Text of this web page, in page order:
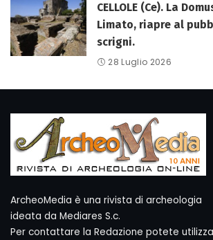
CELLOLE (Ce). La
Limato, riapre al
scrigni.
28 Luglio 2026
ArcheoMedia è una rivista di archeologia
ideata da Mediares S.c.
Per contattare la Redazione potete